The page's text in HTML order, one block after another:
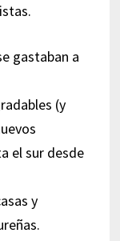
gastaban a
(y
el sur desde
y